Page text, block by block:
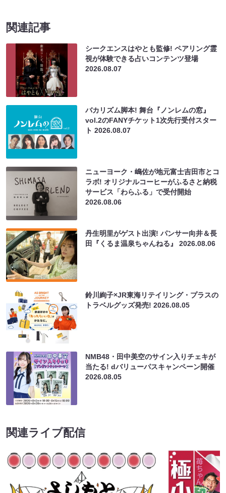
関連記事
シークエンスはやとも監修! ペアリング霊
視が体験できる占いコンテンツ登場
2026.08.07
バカリズム脚本! 舞台『ノンレムの窓』
vol.2のFANYチケット1次先行受付スター
ト2026.08.07
ニューヨーク・嶋佐が地元富士吉田市とコ
ラボ! オリジナルコーヒーがふるさと納税
サービス「わらふる」で受付開始
2026.08.06
丹生明里がゲスト出演! パンサー向井＆長
田『くるま温泉ちゃんねる』2026.08.06
鈴川絢子×JR東海リテイリング・プラスの
トラベルグッズ発売!2026.08.05
NMB48・田中美空のサイン入りチェキが
当たる! dバリューパスキャンペーン開催
2026.08.05
関連ライブ配信